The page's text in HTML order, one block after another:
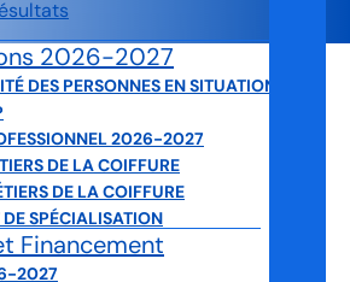
2026-2027
DES PERSONNES EN SITUATION DE
2026-2027
DE LA COIFFURE
DE LA COIFFURE
SPÉCIALISATION
Financement
2027
des Cours Supérieurs de Coiffure
professionnelle sous plusieurs
ALTERNANCE
et apporter à la
de qualité :
EST LA MEILLEURE GARANTIE.
les jeunes salariés en Contrat